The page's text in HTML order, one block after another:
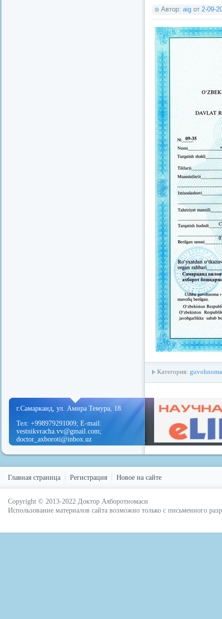
Автор: aig от 2-09-
Категория: guvohnoma
г.Самарканд, ул. Амира Темура, 18.
Тел: +998979291009; E-mail:
vestnikvracha.vv@gmail.com;
doctor_axboroti@inbox.uz
Главная страница Регистрация Новое на сайте
Copyright © 2013-2022 Доктор Ахборотномаси
Использование материалов сайта возможно только с письменного